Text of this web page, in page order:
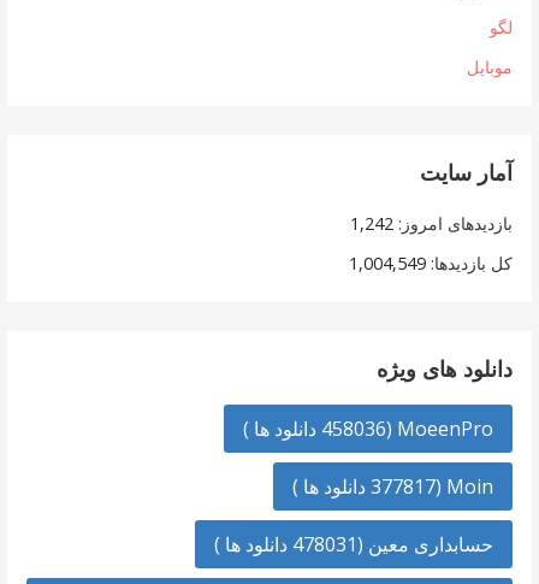
لگو
موبایل
آمار سایت
بازدیدهای امروز: 1,242
کل بازدیدها:1,004,549
دانلود های ویژه
MoeenPro (458036 دانلود ها )
Moin (377817 دانلود ها )
حسابداری معین (478031 دانلود ها )